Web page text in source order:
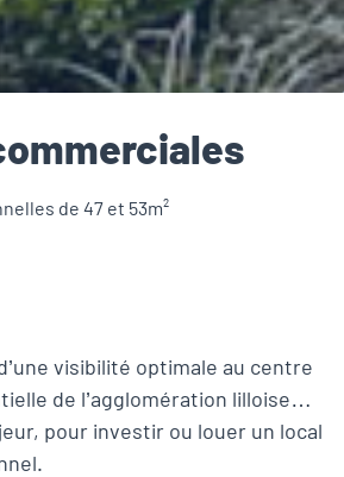
de 47 et 53m²
visibilité optimale au centre
de l’agglomération lilloise…
pour investir ou louer un local